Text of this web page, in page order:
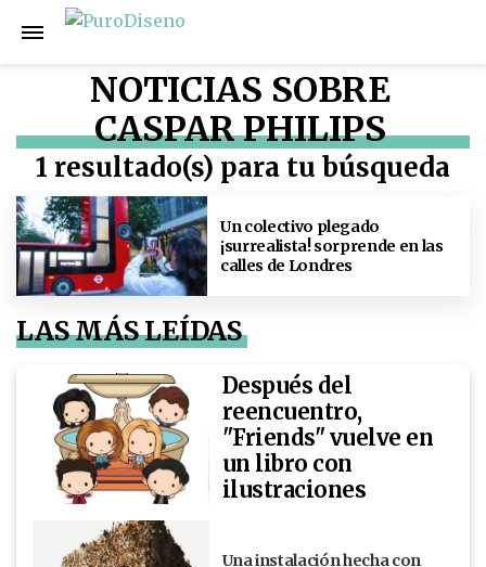
NOTICIAS SOBRE
CASPAR PHILIPS
1 resultado(s) para tu búsqueda
Un colectivo plegado
¡surrealista! sorprende en las
calles de Londres
LAS MÁS LEÍDAS
Después del
reencuentro,
"Friends" vuelve en
un libro con
ilustraciones
Una instalación hecha con